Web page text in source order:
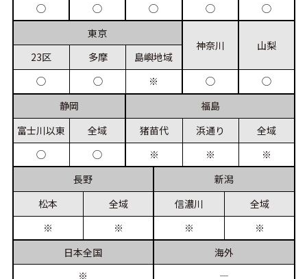
◯
◯
◯
◯
◯
東京
23区
◯
多摩
◯
島嶼地域
※
神奈川
◯
山梨
◯
静岡
富士川以東
◯
全域
◯
福島
猪苗代
※
浜通り
※
全域
※
長野
松本
※
全域
※
新潟
信濃川
※
全域
※
日本全国
※
海外
―